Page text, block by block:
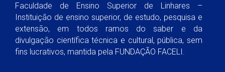
Faculdade de Ensino Superior de Linhares –
Instituição de ensino superior, de estudo, pesquisa e
extensão, em todos ramos do saber e da
divulgação científica técnica e cultural, pública, sem
fins lucrativos, mantida pela FUNDAÇÃO FACELI.